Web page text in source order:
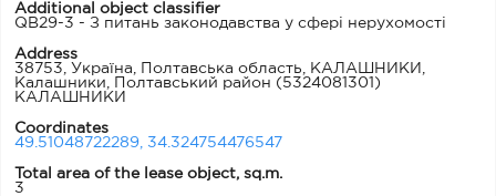
Additional object classifier
QB29-3 - З питань законодавства у сфері нерухомості
Address
38753, Україна, Полтавська область, КАЛАШНИКИ,
Калашники, Полтавський район (5324081301)
КАЛАШНИКИ
Coordinates
49.51048722289, 34.324754476547
Total area of the lease object, sq.m.
3